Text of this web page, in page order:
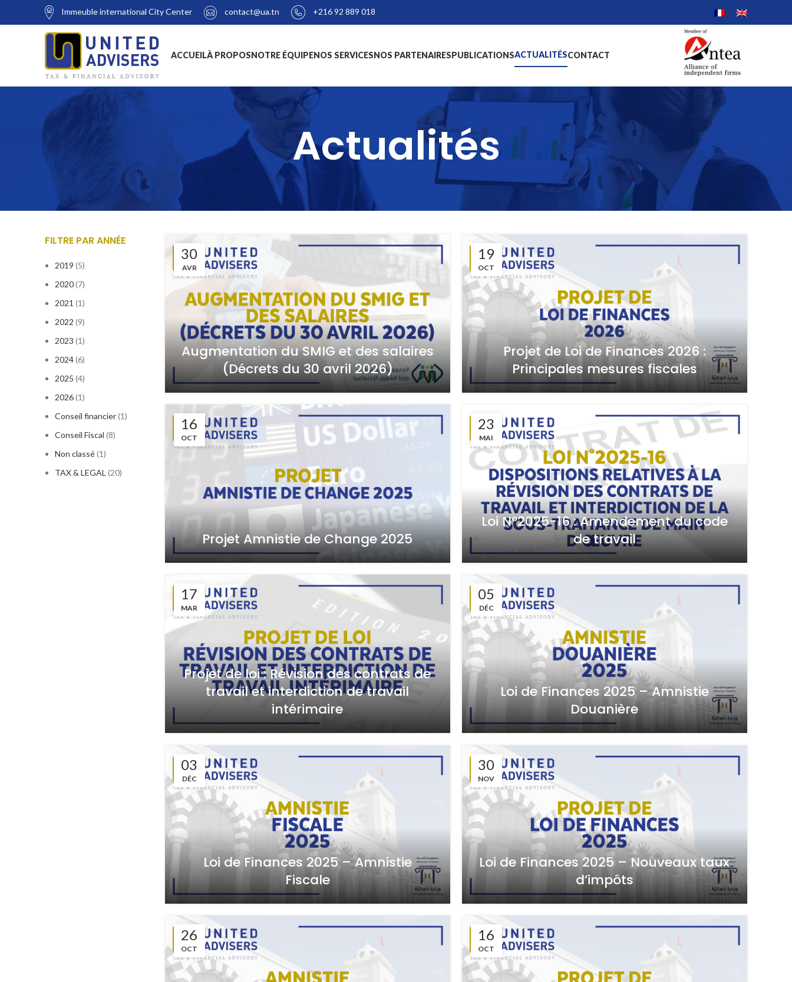
Immeuble international City Center contact@ua.tn +216 92 889 018
ACCUEILÀ PROPOSNOTRE ÉQUIPENOS SERVICESNOS PARTENAIRESPUBLICATIONSACTUALITÉSCONTACT
Actualités
30
AVR
Augmentation du SMIG et des salaires
(Décrets du 30 avril 2026)
19
OCT
Projet de Loi de Finances 2026 :
Principales mesures fiscales
16
OCT
Projet Amnistie de Change 2025
23
MAI
Loi N°2025-16 : Amendement du code
de travail
17
MAR
Projet de loi : Révision des contrats de
travail et interdiction de travail
intérimaire
05
DÉC
Loi de Finances 2025 – Amnistie
Douanière
03
DÉC
Loi de Finances 2025 – Amnistie
Fiscale
30
NOV
Loi de Finances 2025 – Nouveaux taux
d’impôts
26
OCT
16
OCT
FILTRE PAR ANNÉE
2019 (5)
2020(7)
2021 (1)
2022 (9)
2023 (1)
2024(6)
2025 (4)
2026(1)
Conseil financier(1)
Conseil Fiscal (8)
Non classé(1)
TAX & LEGAL (20)